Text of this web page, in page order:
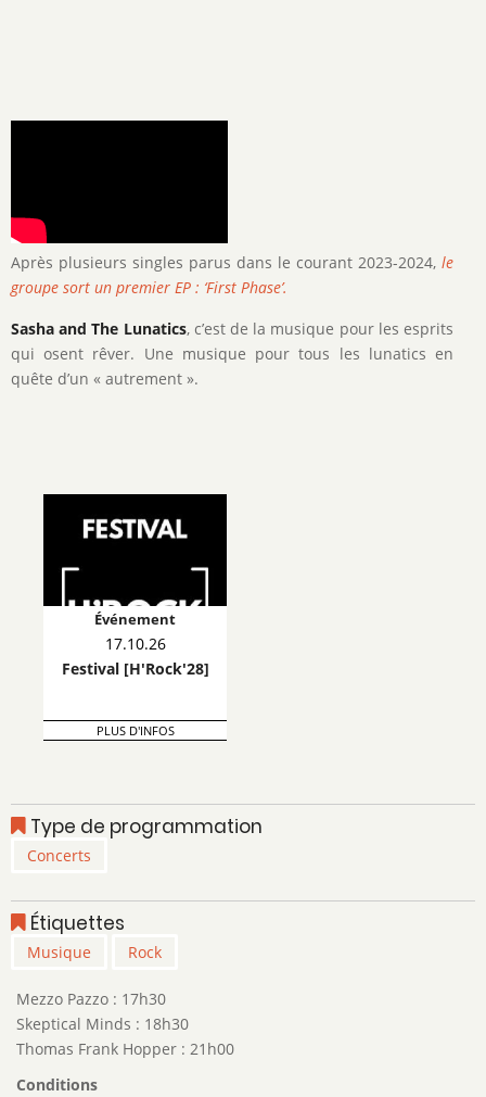
Après plusieurs singles parus dans le courant 2023-2024, le
groupe sort un premier EP : ‘First Phase’.
Sasha and The Lunatics, c’est de la musique pour les esprits
qui osent rêver. Une musique pour tous les lunatics en
quête d’un « autrement ».
Événement
17.10.26
Festival [H'Rock'28]
PLUS D'INFOS
Type de programmation
Concerts
Étiquettes
Musique Rock
Mezzo Pazzo : 17h30
Skeptical Minds : 18h30
Thomas Frank Hopper : 21h00
Conditions